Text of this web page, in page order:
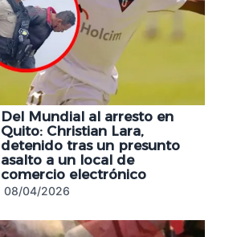
Del Mundial al arresto en
Quito: Christian Lara,
detenido tras un presunto
asalto a un local de
comercio electrónico
08/04/2026